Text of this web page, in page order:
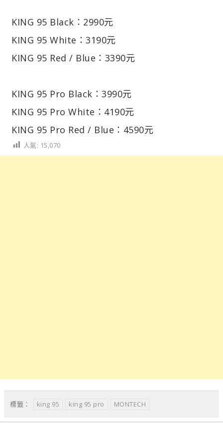
KING 95 Black：2990元
KING 95 White：3190元
KING 95 Red / Blue：3390元
KING 95 Pro Black：3990元
KING 95 Pro White：4190元
KING 95 Pro Red / Blue：4590元
人氣: 15,070
標籤： king 95 king 95 pro MONTECH